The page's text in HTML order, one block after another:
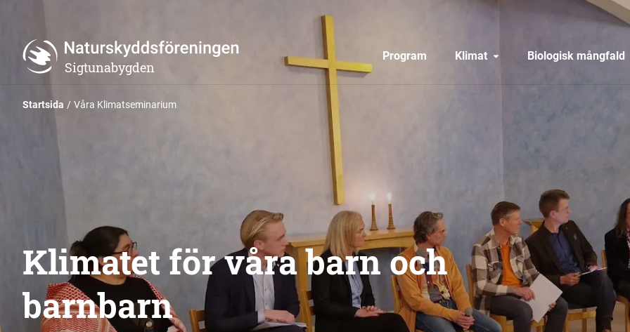
Sigtunabygden
Program Klimat Biologisk mångfald
Startsida Våra Klimatseminarium
Klimatet för våra barn och
barnbarn